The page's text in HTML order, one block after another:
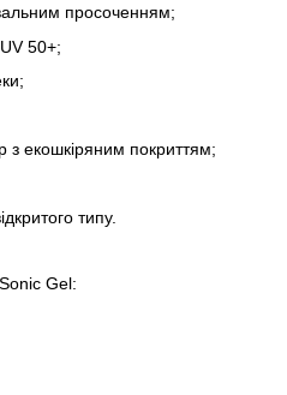
просоченням;
50+;
з екошкіряним покриттям;
типу.
Gel: